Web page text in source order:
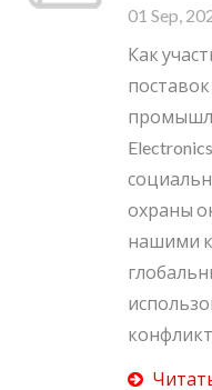
01 Sep,
Как
охраны
нашими